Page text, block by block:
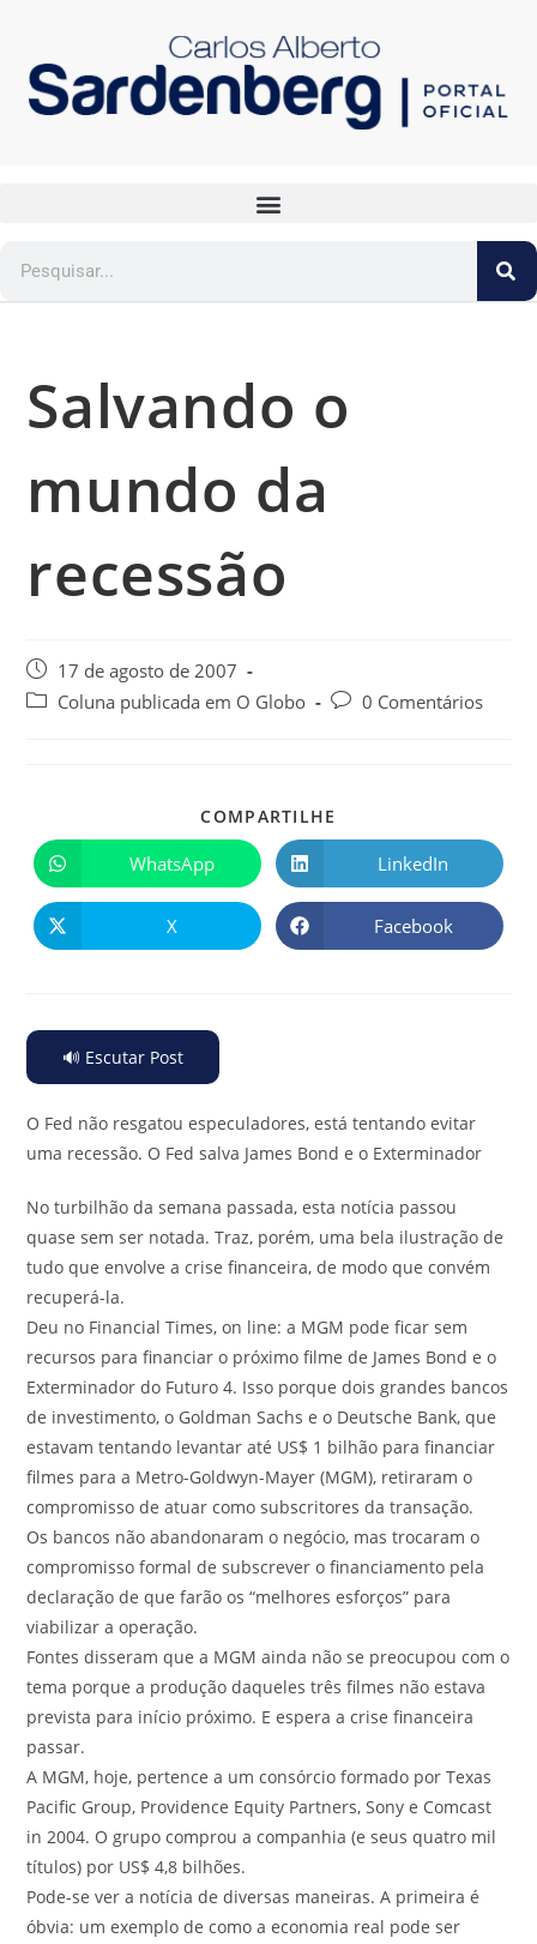
Salvando o
mundo da
recessão
17 de agosto de 2007
Coluna publicada em O Globo
0 Comentários
COMPARTILHE
WhatsApp LinkedIn
X Facebook
🔊 Escutar Post
O Fed não resgatou especuladores, está tentando evitar
uma recessão. O Fed salva James Bond e o Exterminador
No turbilhão da semana passada, esta notícia passou
quase sem ser notada. Traz, porém, uma bela ilustração de
tudo que envolve a crise financeira, de modo que convém
recuperá-la.
Deu no Financial Times, on line: a MGM pode ficar sem
recursos para financiar o próximo filme de James Bond e o
Exterminador do Futuro 4. Isso porque dois grandes bancos
de investimento, o Goldman Sachs e o Deutsche Bank, que
estavam tentando levantar até US$ 1 bilhão para financiar
filmes para a Metro-Goldwyn-Mayer (MGM), retiraram o
compromisso de atuar como subscritores da transação.
Os bancos não abandonaram o negócio, mas trocaram o
compromisso formal de subscrever o financiamento pela
declaração de que farão os “melhores esforços” para
viabilizar a operação.
Fontes disseram que a MGM ainda não se preocupou com o
tema porque a produção daqueles três filmes não estava
prevista para início próximo. E espera a crise financeira
passar.
A MGM, hoje, pertence a um consórcio formado por Texas
Pacific Group, Providence Equity Partners, Sony e Comcast
in 2004. O grupo comprou a companhia (e seus quatro mil
títulos) por US$ 4,8 bilhões.
Pode-se ver a notícia de diversas maneiras. A primeira é
óbvia: um exemplo de como a economia real pode ser